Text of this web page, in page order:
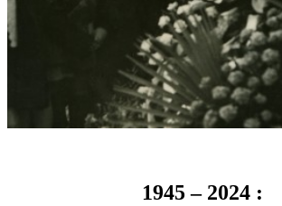
1945 – 2024 :